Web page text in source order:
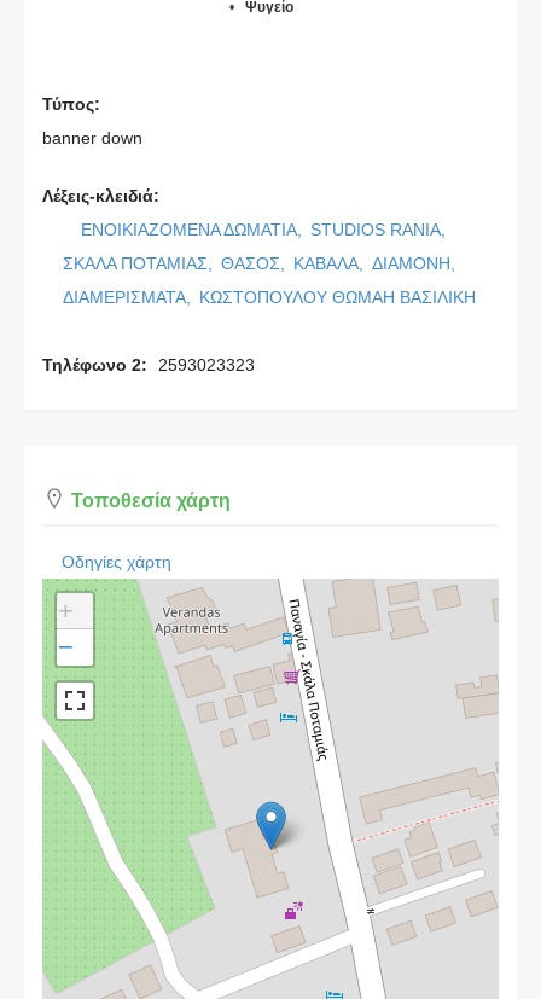
Ψυγείο
Τύπος:
banner down
Λέξεις-κλειδιά:
ΕΝΟΙΚΙΑΖΟΜΕΝΑ ΔΩΜΑΤΙΑ, STUDIOS RANIA,
ΣΚΑΛΑ ΠΟΤΑΜΙΑΣ, ΘΑΣΟΣ, ΚΑΒΑΛΑ, ΔΙΑΜΟΝΗ,
ΔΙΑΜΕΡΙΣΜΑΤΑ, ΚΩΣΤΟΠΟΥΛΟΥ ΘΩΜΑΗ ΒΑΣΙΛΙΚΗ
Τηλέφωνο 2: 2593023323
Τοποθεσία χάρτη
Οδηγίες χάρτη
+
−